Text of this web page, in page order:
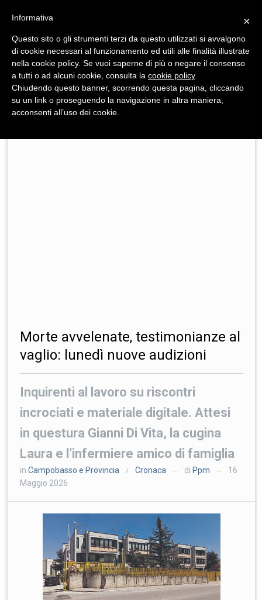
Quotidiano d'informazione distribuito in Molise con
Morte avvelenate, testimonianze al
vaglio: lunedì nuove audizioni
Inquirenti al lavoro su riscontri
incrociati e materiale digitale. Attesi
in questura Gianni Di Vita, la cugina
Laura e l’infermiere amico di famiglia
inCampobasso e Provincia / Cronaca — di Ppm —
16
Maggio 2026
×
Informativa
Questo sito o gli strumenti terzi da questo utilizzati si avvalgono
di cookie necessari al funzionamento ed utili alle finalità illustrate
nella cookie policy. Se vuoi saperne di più o negare il consenso
a tutti o ad alcuni cookie, consulta la cookie policy.
Chiudendo questo banner, scorrendo questa pagina, cliccando
su un link o proseguendo la navigazione in altra maniera,
acconsenti all’uso dei cookie.